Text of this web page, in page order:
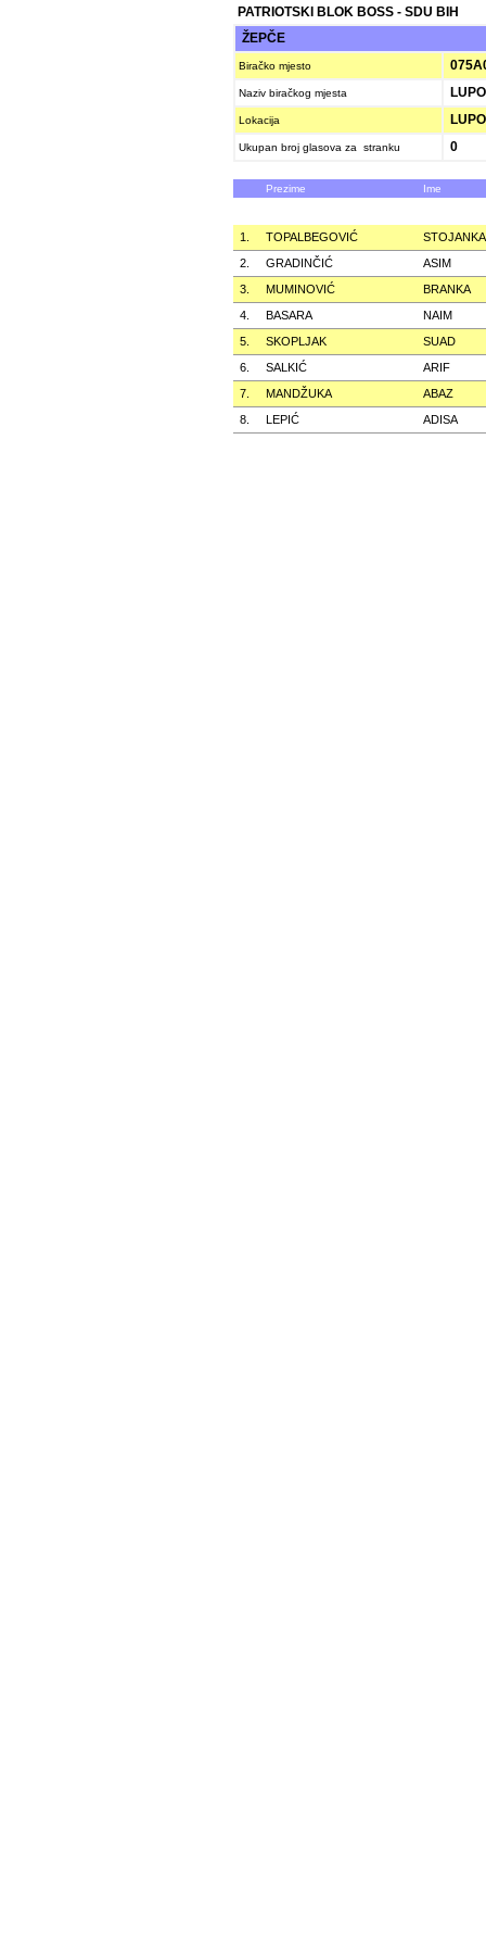
PATRIOTSKI BLOK BOSS - SDU BIH
ŽEPČE
Biračko mjesto
Naziv biračkog mjesta
Lokacija
Ukupan broj glasova za stranku 0
Prezime Ime
1. TOPALBEGOVIĆ
STOJANKA
2.
GRADINČIĆ
ASIM
3.
MUMINOVIĆ
BRANKA
4.
BASARA
NAIM
5.
SKOPLJAK
SUAD
6.
SALKIĆ
ARIF
7.
MANDŽUKA
ABAZ
8.
LEPIĆ ADISA